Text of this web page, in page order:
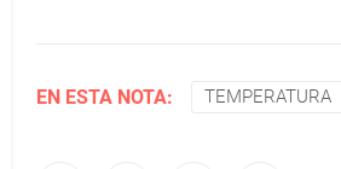
EN ESTA NOTA: TEMPERATURA